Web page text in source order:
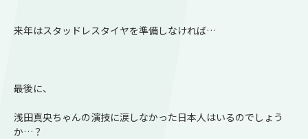
来年はスタッドレスタイヤを準備しなければ…
最後に、
浅田真央ちゃんの演技に涙しなかった日本人はいるのでしょう
か…？